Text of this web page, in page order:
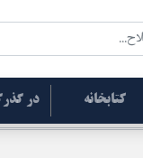
کتابخانه در